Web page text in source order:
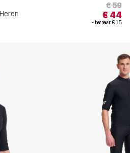
€ 59
€ 44
- bespaar€ 15